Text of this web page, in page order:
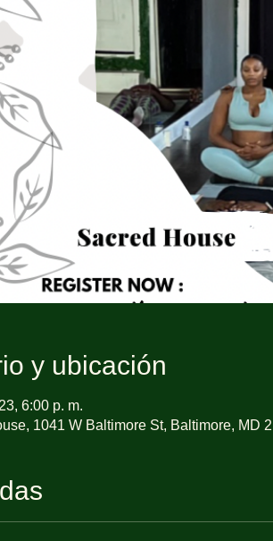
y ubicación
6:00 p. m.
1041 W Baltimore St, Baltimore, MD